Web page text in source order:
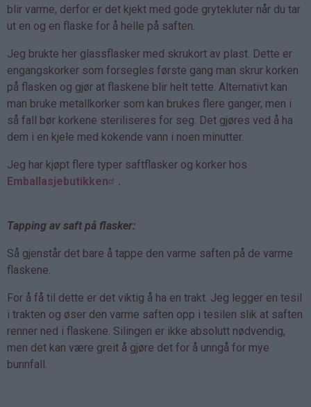
blir varme, derfor er det kjekt med gode grytekluter når du tar
ut en og en flaske for å helle på saften.
Jeg brukte her glassflasker med skrukort av plast. Dette er
engangskorker som forsegles første gang man skrur korken
på flasken og gjør at flaskene blir helt tette. Alternativt kan
man bruke metallkorker som kan brukes flere ganger, men i
så fall bør korkene steriliseres for seg. Det gjøres ved å ha
dem i en kjele med kokende vann i noen minutter.
Jeg har kjøpt flere typer saftflasker og korker hos
Emballasjebutikken
.
Tapping av saft på flasker:
Så gjenstår det bare å tappe den varme saften på de varme
flaskene.
For å få til dette er det viktig å ha en trakt. Jeg legger en tesil
i trakten og øser den varme saften opp i tesilen slik at saften
renner ned i flaskene. Silingen er ikke absolutt nødvendig,
men det kan være greit å gjøre det for å unngå for mye
bunnfall.